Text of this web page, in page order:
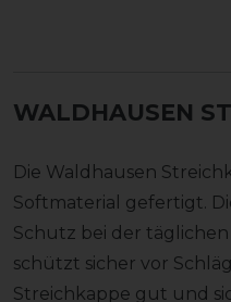
WALDHAUSEN
Die Waldhausen
Softmaterial gefertigt.
Schutz bei der
schützt sicher vor
Streichkappe gut und